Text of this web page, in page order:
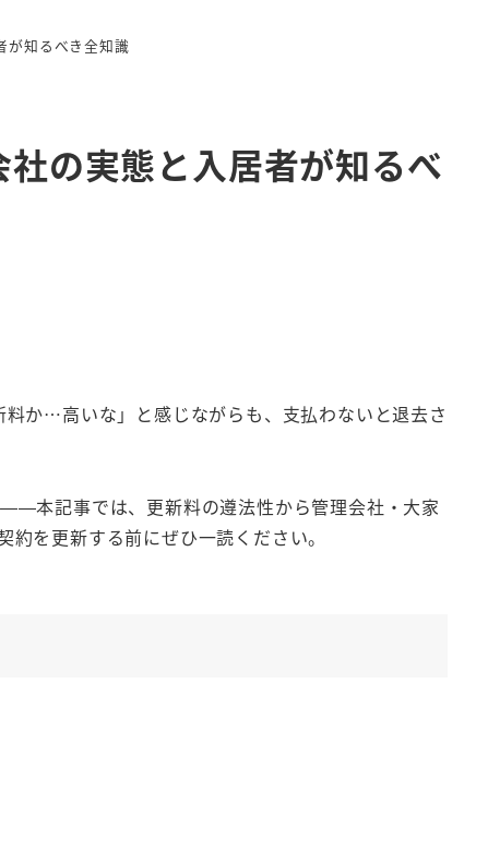
が知るべき全知識
の実態と入居者が知るべ
か…高いな」と感じながらも、支払わないと退去さ
本記事では、更新料の遵法性から管理会社・大家
を更新する前にぜひ一読ください。